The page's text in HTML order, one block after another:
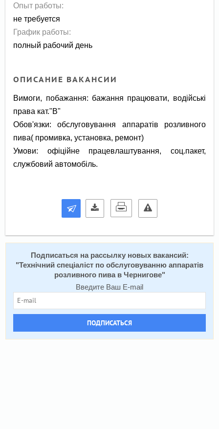
Опыт работы:
не требуется
График работы:
полный рабочий день
ОПИСАНИЕ ВАКАНСИИ
Вимоги, побажання: бажання працювати, водійські
права кат."В"
Обов'язки: обслуговування аппаратів розливного
пива( промивка, установка, ремонт)
Умови: офіційне працевлаштування, соц.пакет,
службовий автомобіль.
Подписаться на расcылку новых вакансий:
"Технічний спеціаліст по обслуговуванню аппаратів
розливного пива в Чернигове"
Введите Ваш E-mail
ПОДПИСАТЬСЯ